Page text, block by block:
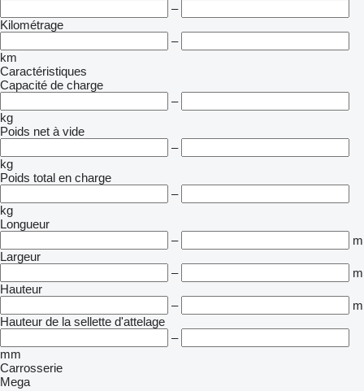
–
Kilométrage
–
km
Caractéristiques
Capacité de charge
–
kg
Poids net à vide
–
kg
Poids total en charge
–
kg
Longueur
–
m
Largeur
–
m
Hauteur
–
m
Hauteur de la sellette d'attelage
–
mm
Carrosserie
Mega